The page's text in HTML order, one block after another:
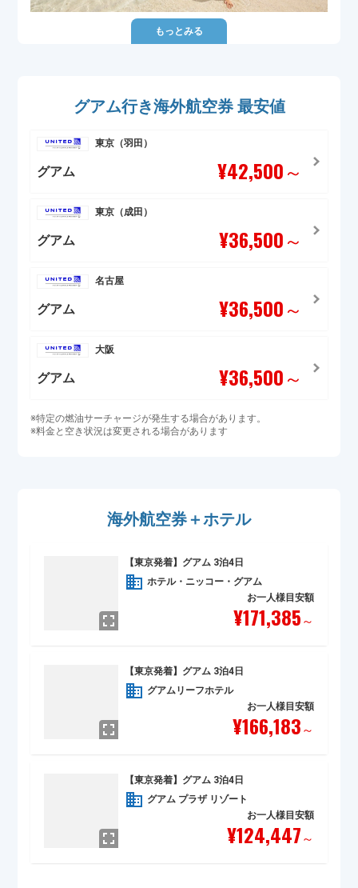
もっとみる
グアム行き海外航空券 最安値
東京（羽田）
グアム ¥42,500 ～
東京（成田）
グアム ¥36,500 ～
名古屋
グアム ¥36,500 ～
大阪
グアム ¥36,500 ～
※特定の燃油サーチャージが発生する場合があります。
※料金と空き状況は変更される場合があります
海外航空券＋ホテル
【東京発着】グアム 3泊4日
ホテル・ニッコー・グアム
お一人様目安額
¥171,385 ～
【東京発着】グアム 3泊4日
グアムリーフホテル
お一人様目安額
¥166,183 ～
【東京発着】グアム 3泊4日
グアム プラザ リゾート
お一人様目安額
¥124,447 ～